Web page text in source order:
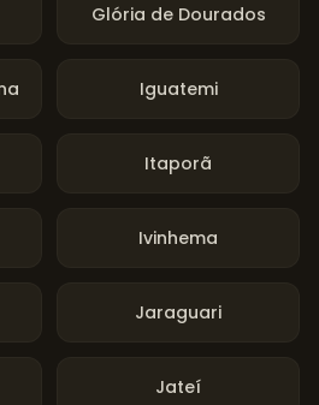
Glória de Dourados
Iguatemi
Itaporã
Ivinhema
Jaraguari
Jateí